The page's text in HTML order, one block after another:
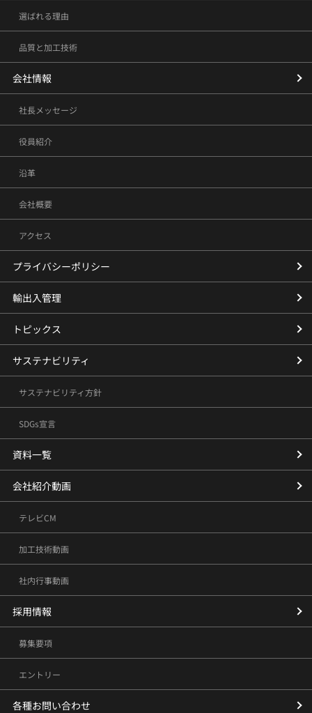
選ばれる理由
品質と加工技術
会社情報
社長メッセージ
役員紹介
沿革
会社概要
アクセス
プライバシーポリシー
輸出入管理
トピックス
サステナビリティ
サステナビリティ方針
SDGs宣言
資料一覧
会社紹介動画
テレビCM
加工技術動画
社内行事動画
採用情報
募集要項
エントリー
各種お問い合わせ